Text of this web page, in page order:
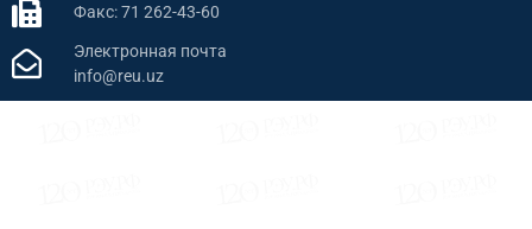
Факс: 71 262-43-60
Электронная почта
info@reu.uz